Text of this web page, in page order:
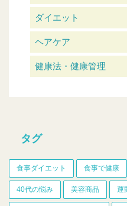
ダイエット
ヘアケア
健康法・健康管理
タグ
食事ダイエット 食事で健康
40代の悩み 美容商品 運